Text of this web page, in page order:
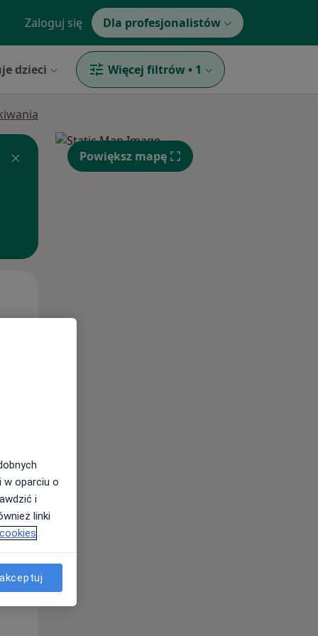
Zaloguj się Dla profesjonalistów
dzieci Więcej filtrów • 1
Pon,
Powiększ mapę
w oparciu o
i
linki